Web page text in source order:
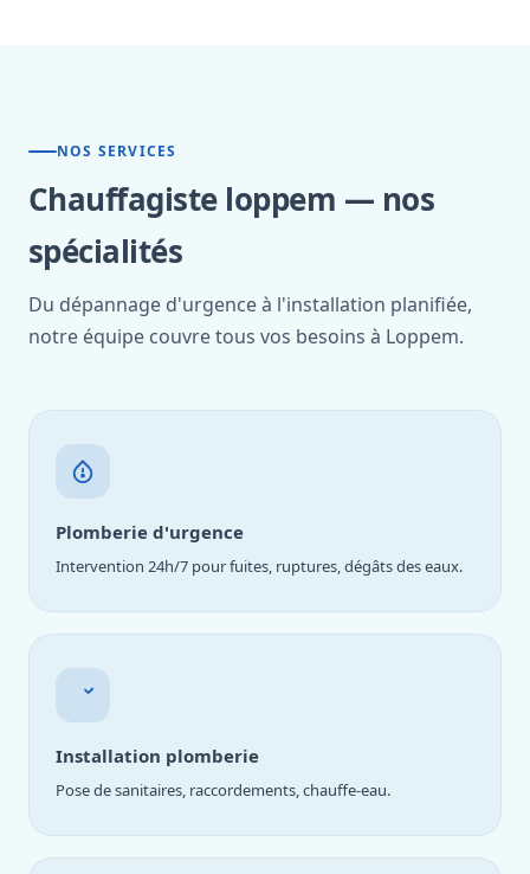
NOS SERVICES
Chauffagiste loppem — nos
spécialités
Du dépannage d'urgence à l'installation planifiée,
notre équipe couvre tous vos besoins à Loppem.
Plomberie d'urgence
Intervention 24h/7 pour fuites, ruptures, dégâts des eaux.
Installation plomberie
Pose de sanitaires, raccordements, chauffe-eau.